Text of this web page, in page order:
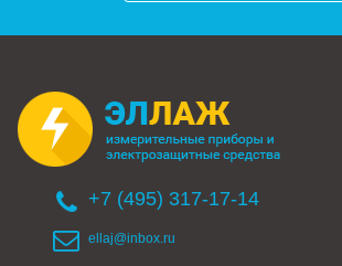
+7 (495) 317-17-14
ellaj@inbox.ru